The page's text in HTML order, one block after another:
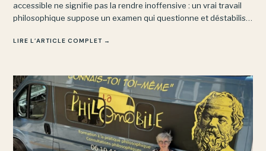
accessible ne signifie pas la rendre inoffensive : un vrai travail
philosophique suppose un examen qui questionne et déstabilise,
LIRE L’ARTICLE COMPLET →